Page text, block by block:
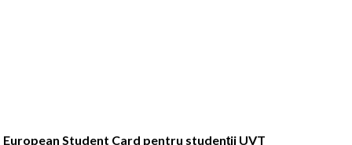
European Student Card pentru studenții UVT